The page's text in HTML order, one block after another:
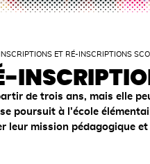
INSCRIPTIONS ET RÉ-INSCRIPTIONS
de trois ans, mais elle
poursuit à l'école
leur mission pédagogique